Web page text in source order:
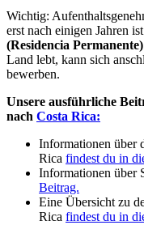
Wichtig:
erst nach einigen Jahren
(Residencia Permanente)
Land lebt, kann sich
bewerben.
Unsere ausführliche
nach Costa Rica:
Informationen über
Rica findest du in
Informationen über
Beitrag.
Eine Übersicht zu
Rica findest du in